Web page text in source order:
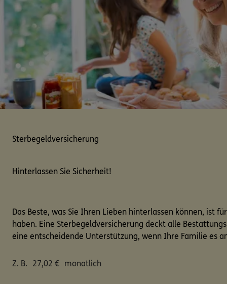
Sterbegeldversicherung
Hinterlassen Sie Sicherheit!
Das Beste, was Sie Ihren Lieben hinterlassen können, ist
haben. Eine Sterbegeldversicherung deckt alle
eine entscheidende Unterstützung, wenn Ihre Familie es
Z. B. 27,02 € monatlich